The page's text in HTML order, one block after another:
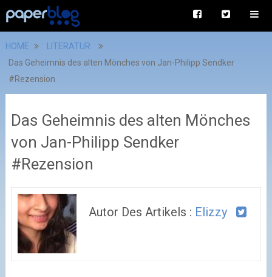
HOME
LITERATUR
Das Geheimnis des alten Mönches von Jan-Philipp Sendker
#Rezension
Das Geheimnis des alten Mönches
von Jan-Philipp Sendker
#Rezension
Autor Des Artikels : Elizzy